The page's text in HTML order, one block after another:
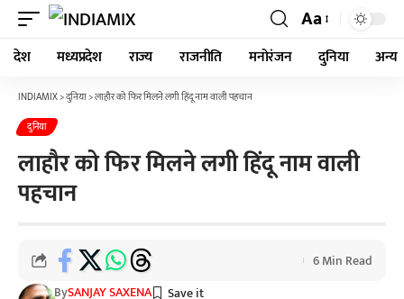
Aa
देश मध्यप्रदेश राज्य राजनीति मनोरंजन दुनिया अन्य
INDIAMIX>दुनिया>लाहौर को फिर मिलने लगी हिंदू नाम वाली पहचान
दुनिया
लाहौर को फिर मिलने लगी हिंदू नाम वाली
पहचान
BySANJAY SAXENA
6 Min Read